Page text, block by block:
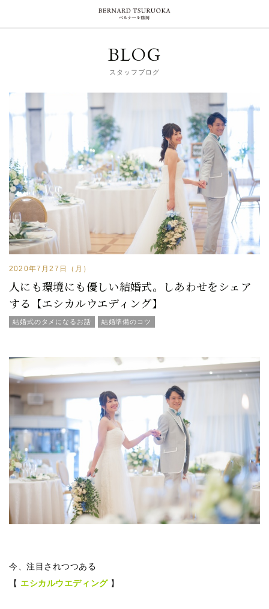
BLOG
スタッフブログ
2020年7月27日（月）
人にも環境にも優しい結婚式。しあわせをシェア
する【エシカルウエディング】
結婚式のタメになるお話 結婚準備のコツ
今、注目されつつある
【 エシカルウエディング】